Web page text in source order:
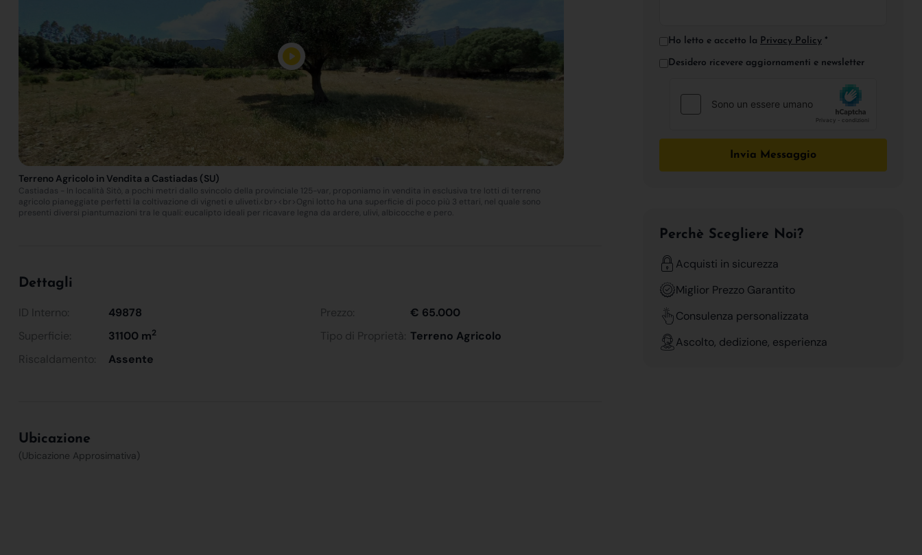
Terreno Agricolo in Vendita a Castiadas (SU)
Castiadas - In località Sitò, a pochi metri dallo svincolo della provinciale 125-var, proponiamo in vendita in esclusiva tre lotti di terreno
agricolo pianeggiate perfetti la coltivazione di vigneti e uliveti.<br><br>Ogni lotto ha una superficie di poco più 3 ettari, nel quale sono
presenti diversi piantumazioni tra le quali: eucalipto ideali per ricavare legna da ardere, ulivi, albicocche e pero.
Dettagli
ID Interno: 49878 Prezzo:
€ 65.000
Superficie:
31100 m2 Tipo di Proprietà: Terreno Agricolo
Riscaldamento:
Assente
Ubicazione
(Ubicazione Approsimativa)
Ho letto e accetto la Privacy Policy *
Desidero ricevere aggiornamenti e newsletter
Invia Messaggio
Perchè Scegliere Noi?
Acquisti in sicurezza
Miglior Prezzo Garantito
Consulenza personalizzata
Ascolto, dedizione, esperienza